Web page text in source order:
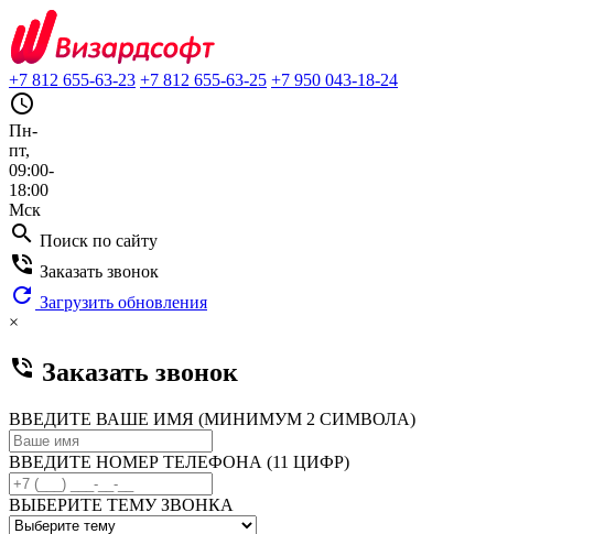
+7 812 655-63-23 +7 812 655-63-25 +7 950 043-18-24
query_builder
Пн-
пт,
09:00-
18:00
Мск
search Поиск по сайту
phone_in_talk Заказать звонок
refresh Загрузить обновления
×
phone_in_talk Заказать звонок
ВВЕДИТЕ ВАШЕ ИМЯ (МИНИМУМ 2 СИМВОЛА)
ВВЕДИТЕ НОМЕР ТЕЛЕФОНА (11 ЦИФР)
ВЫБЕРИТЕ ТЕМУ ЗВОНКА